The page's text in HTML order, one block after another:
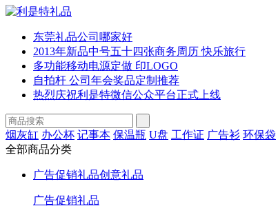
东莞礼品公司哪家好
2013年新品中号五十四张商务周历 快乐旅行
多功能移动电源定做 印LOGO
自拍杆 公司年会奖品定制推荐
热烈庆祝利是特微信公众平台正式上线
烟灰缸 办公杯 记事本 保温瓶 U盘 工作证 广告衫 环保袋
全部商品分类
广告促销礼品创意礼品
广告促销礼品